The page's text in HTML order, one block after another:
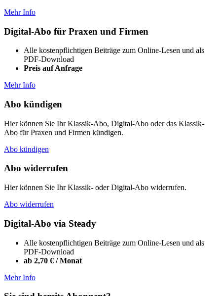
Mehr Info
Digital-Abo für Praxen und Firmen
Alle kostenpflichtigen Beiträge zum Online-Lesen und als
PDF-Download
Preis auf Anfrage
Mehr Info
Abo kündigen
Hier können Sie Ihr Klassik-Abo, Digital-Abo oder das Klassik-
Abo für Praxen und Firmen kündigen.
Abo kündigen
Abo widerrufen
Hier können Sie Ihr Klassik- oder Digital-Abo widerrufen.
Abo widerrufen
Digital-Abo via Steady
Alle kostenpflichtigen Beiträge zum Online-Lesen und als
PDF-Download
ab 2,70 € / Monat
Mehr Info